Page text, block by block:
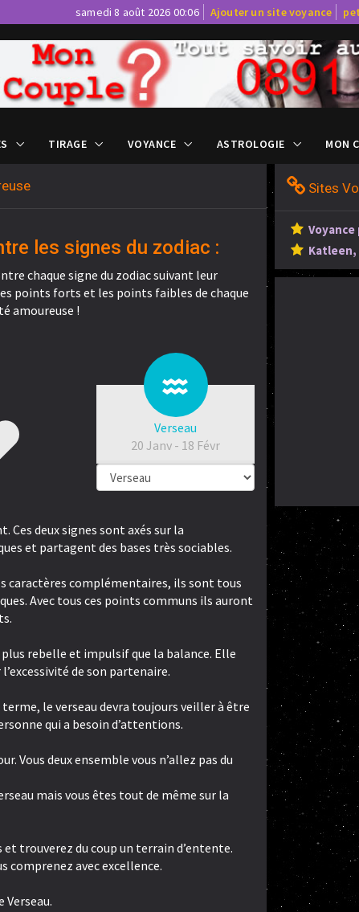
samedi 8 août 2026 00:06 Ajouter un site voyance
TIRAGE VOYANCE ASTROLOGIE MON
les signes du zodiac :
chaque signe du zodiac suivant leur
points forts et les points faibles de chaque
amoureuse !
Verseau
20 Janv - 18 Févr
Ces deux signes sont axés sur la
et partagent des bases très sociables.
caractères complémentaires, ils sont tous
Avec tous ces points communs ils auront
plus rebelle et impulsif que la balance. Elle
de son partenaire.
le verseau devra toujours veiller à être
qui a besoin d’attentions.
Vous deux ensemble vous n’allez pas du
mais vous êtes tout de même sur la
trouverez du coup un terrain d’entente.
comprenez avec excellence.
Sites
Voyance
Katleen,